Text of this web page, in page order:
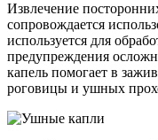
Извлечение
сопровождается
используется для
предупреждения
капель помогает в
роговицы и ушных